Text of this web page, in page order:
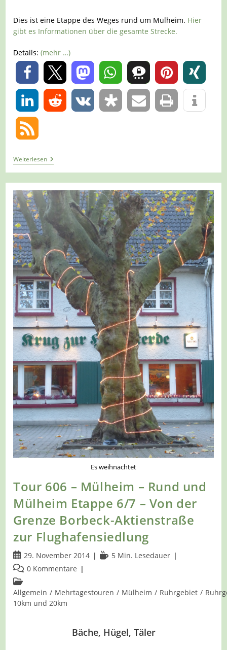
Dies ist eine Etappe des Weges rund um Mülheim. Hier
gibt es Informationen über die gesamte Strecke.
Details:(mehr …)
0
0
WeiterlesenTour
607
–
Mülheim
–
Rund
Und
Mülheim
Etappe
7/7
–
Von
Der
Flughafensiedlung
Nach
Essen-
Kettwig
Es weihnachtet
Tour 606 – Mülheim – Rund und
Mülheim Etappe 6/7 – Von der
Grenze Borbeck-Aktienstraße
zur Flughafensiedlung
Beitrag
veröffentlicht:
29. November 2014 Lesedauer:
5 Min. Lesedauer
Beitrags-
Kommentare:
0 Kommentare
Beitrags-
Kategorie:
Allgemein / Mehrtagestouren / Mülheim / Ruhrgebiet /
10km und 20km
Bäche, Hügel, Täler